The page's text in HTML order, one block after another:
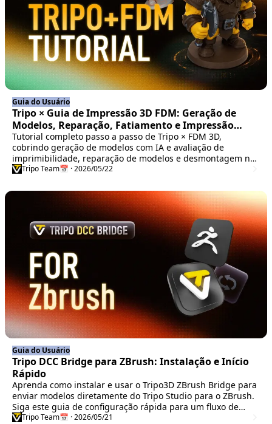
Guia do Usuário
Tripo × Guia de Impressão 3D FDM: Geração de
Modelos, Reparação, Fatiamento e Impressão
Multicolor — Fluxo Completo
Tutorial completo passo a passo de Tripo × FDM 3D,
cobrindo geração de modelos com IA e avaliação de
imprimibilidade, reparação de modelos e desmontagem no
Blender, configuração de parâmetros de fatiamento no
impressão multicolor — tudo para transformar seus
modelos 3D gerados pelo Tripo em peças físicas de alta
Tripo Team📅 · 2026/05/22
Guia do Usuário
Tripo DCC Bridge para ZBrush: Instalação e Início
Rápido
Aprenda como instalar e usar o Tripo3D ZBrush Bridge para
enviar modelos diretamente do Tripo Studio para o ZBrush.
Siga este guia de configuração rápida para um fluxo de
trabalho 3D mais eficiente.
Tripo Team📅 · 2026/05/21